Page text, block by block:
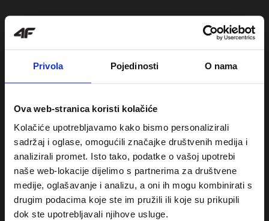
Privola Pojedinosti O nama
Ova web-stranica koristi kolačiće
Kolačiće upotrebljavamo kako bismo personalizirali
sadržaj i oglase, omogućili značajke društvenih medija i
analizirali promet. Isto tako, podatke o vašoj upotrebi
naše web-lokacije dijelimo s partnerima za društvene
medije, oglašavanje i analizu, a oni ih mogu kombinirati s
drugim podacima koje ste im pružili ili koje su prikupili
dok ste upotrebljavali njihove usluge.